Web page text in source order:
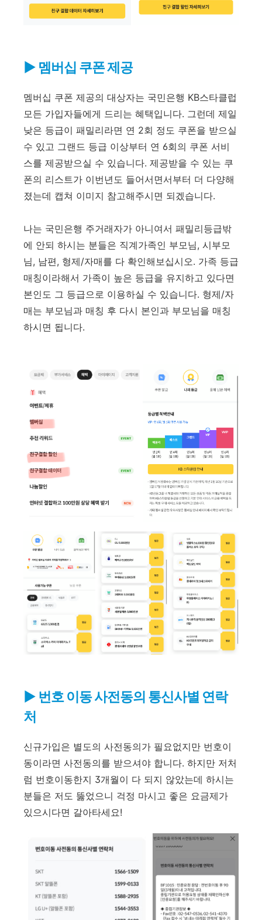
▶ 멤버십 쿠폰 제공
멤버십 쿠폰 제공의 대상자는 국민은행 KB스타클럽
모든 가입자들에게 드리는 혜택입니다. 그런데 제일
낮은 등급이 패밀리라면 연 2회 정도 쿠폰을 받으실
수 있고 그랜드 등급 이상부터 연 6회의 쿠폰 서비
스를 제공받으실 수 있습니다. 제공받을 수 있는 쿠
폰의 리스트가 이번년도 들어서면서부터 더 다양해
졌는데 캡쳐 이미지 참고해주시면 되겠습니다.
나는 국민은행 주거래자가 아니여서 패밀리등급밖
에 안되 하시는 분들은 직계가족인 부모님, 시부모
님, 남편, 형제/자매를 다 확인해보십시오. 가족 등급
매칭이라해서 가족이 높은 등급을 유지하고 있다면
본인도 그 등급으로 이용하실 수 있습니다. 형제/자
매는 부모님과 매칭 후 다시 본인과 부모님을 매칭
하시면 됩니다.
▶ 번호 이동 사전동의 통신사별 연락
처
신규가입은 별도의 사전동의가 필요없지만 번호이
동이라면 사전동의를 받으셔야 합니다. 하지만 저처
럼 번호이동한지 3개월이 다 되지 않았는데 하시는
분들은 저도 뚫었으니 걱정 마시고 좋은 요금제가
있으시다면 갈아타세요!